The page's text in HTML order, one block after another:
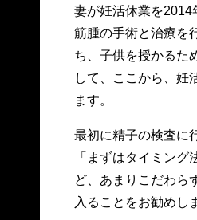
妻が妊活休業を2014
筋腫の手術と治療を
ち、子供を授かるた
して、ここから、妊
ます。
最初に精子の検査に
「まずはタイミン
ど、あまりこだわら
入ることをお勧めし